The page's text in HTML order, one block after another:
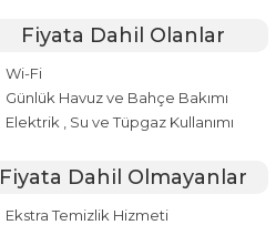
Fiyata Dahil Olanlar
Wi-Fi
Günlük Havuz ve Bahçe Bakımı
Elektrik , Su ve Tüpgaz Kullanımı
Fiyata Dahil Olmayanlar
Ekstra Temizlik Hizmeti